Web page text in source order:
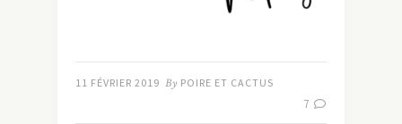
11 FÉVRIER 2019 By POIRE ET CACTUS
7